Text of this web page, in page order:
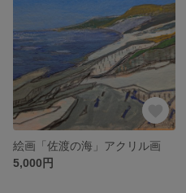
絵画「佐渡の海」アクリル画
5,000円